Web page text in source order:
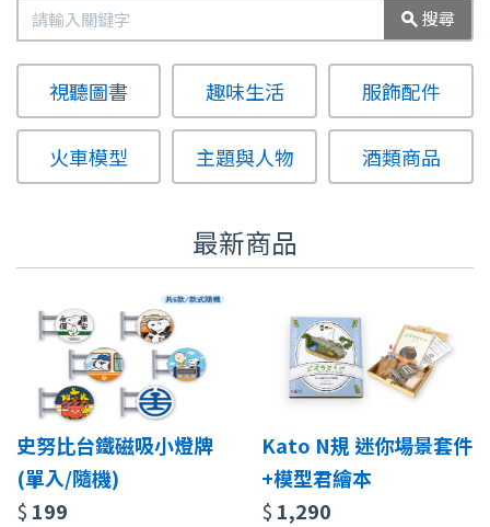
搜尋
視聽圖書 趣味生活 服飾配件
火車模型 主題與人物 酒類商品
最新商品
史努比台鐵磁吸小燈牌
(單入/隨機)
$ 199
Kato N規 迷你場景套件
+模型君繪本
$ 1,290